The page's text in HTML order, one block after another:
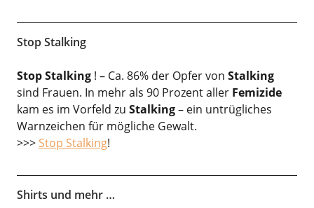
Stop Stalking
Stop Stalking! – Ca. 86% der Opfer von Stalking
sind Frauen. In mehr als 90 Prozent aller Femizide
kam es im Vorfeld zu Stalking– ein untrügliches
Warnzeichen für mögliche Gewalt.
>>> Stop Stalking!
Shirts und mehr …